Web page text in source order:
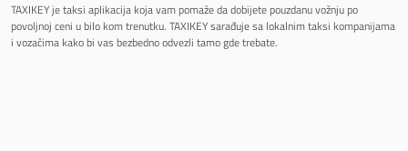
TAXIKEY je taksi aplikacija koja vam pomaže da dobijete pouzdanu vožnju po
povoljnoj ceni u bilo kom trenutku. TAXIKEY sarađuje sa lokalnim taksi kompanijama
i vozačima kako bi vas bezbedno odvezli tamo gde trebate.